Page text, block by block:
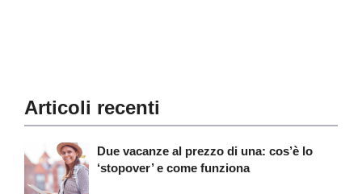
Articoli recenti
Due vacanze al prezzo di una: cos’è lo
‘stopover’ e come funziona